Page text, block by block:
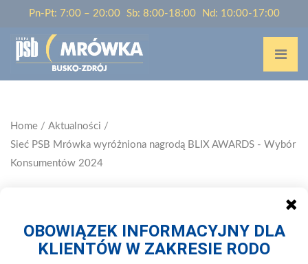
Pn-Pt: 7:00 – 20:00 Sb: 8:00-18:00 Nd: 10:00-17:00
Home / Aktualności /
Sieć PSB Mrówka wyróżniona nagrodą BLIX AWARDS - Wybór
Konsumentów 2024
OBOWIĄZEK INFORMACYJNY DLA
KLIENTÓW W ZAKRESIE RODO